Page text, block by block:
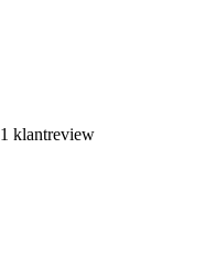
klantreview